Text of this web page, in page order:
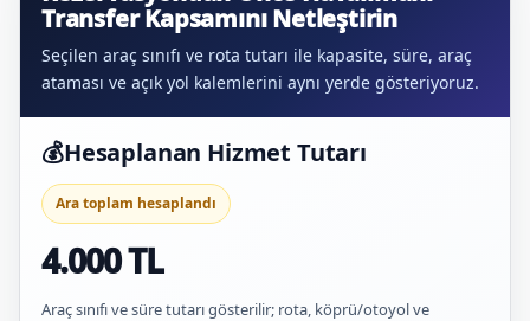
Transfer Kapsamını Netleştirin
Seçilen araç sınıfı ve rota tutarı ile kapasite, süre, araç
ataması ve açık yol kalemlerini aynı yerde gösteriyoruz.
💰Hesaplanan Hizmet Tutarı
Ara toplam hesaplandı
4.000 TL
Araç sınıfı ve süre tutarı gösterilir; rota, köprü/otoyol ve